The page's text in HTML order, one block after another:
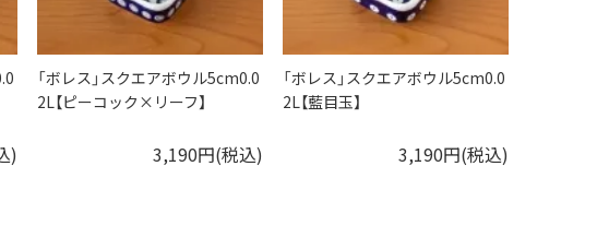
)
「ボレス」スクエアボウル5cm0.0
2L【ピーコック×リーフ】
3,190円(税込)
「ボレス」スクエアボウル5cm0.0
2L【藍目玉】
3,190円(税込)